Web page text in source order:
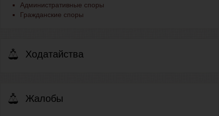
Административные споры
Гражданские споры
Ходатайства
Жалобы